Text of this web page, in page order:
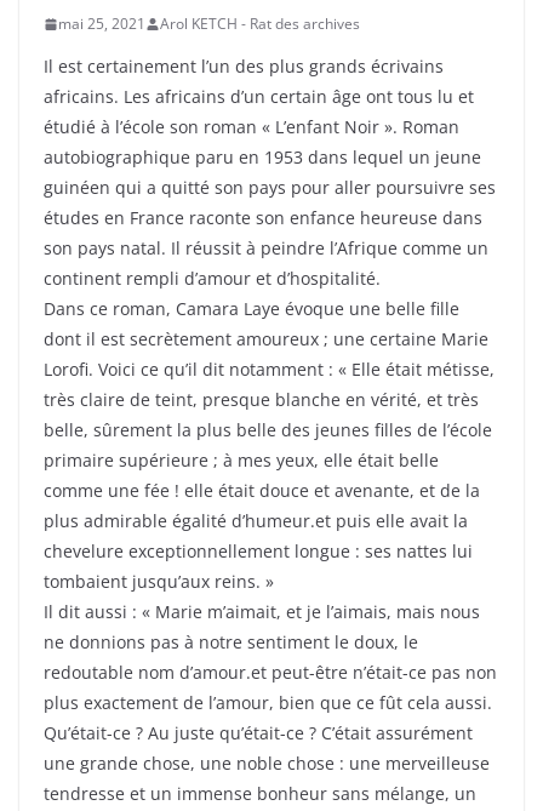
mai 25, 2021 Arol KETCH - Rat des archives
Il est certainement l’un des plus grands écrivains
africains. Les africains d’un certain âge ont tous lu et
étudié à l’école son roman « L’enfant Noir ». Roman
autobiographique paru en 1953 dans lequel un jeune
guinéen qui a quitté son pays pour aller poursuivre ses
études en France raconte son enfance heureuse dans
son pays natal. Il réussit à peindre l’Afrique comme un
continent rempli d’amour et d’hospitalité.
Dans ce roman, Camara Laye évoque une belle fille
dont il est secrètement amoureux ; une certaine Marie
Lorofi. Voici ce qu’il dit notamment : « Elle était métisse,
très claire de teint, presque blanche en vérité, et très
belle, sûrement la plus belle des jeunes filles de l’école
primaire supérieure ; à mes yeux, elle était belle
comme une fée ! elle était douce et avenante, et de la
plus admirable égalité d’humeur.et puis elle avait la
chevelure exceptionnellement longue : ses nattes lui
tombaient jusqu’aux reins. »
Il dit aussi : « Marie m’aimait, et je l’aimais, mais nous
ne donnions pas à notre sentiment le doux, le
redoutable nom d’amour.et peut-être n’était-ce pas non
plus exactement de l’amour, bien que ce fût cela aussi.
Qu’était-ce ? Au juste qu’était-ce ? C’était assurément
une grande chose, une noble chose : une merveilleuse
tendresse et un immense bonheur sans mélange, un